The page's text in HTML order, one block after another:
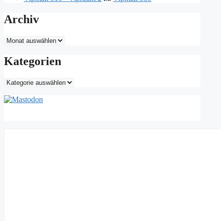
Archiv
Archiv
Kategorien
Kategorien